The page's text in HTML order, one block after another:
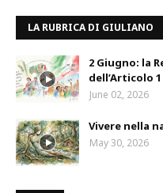
LA RUBRICA DI GIULIANO
2 Giugno: la
dell’Articolo
June 02, 2026
Vivere nella
May 30, 2026